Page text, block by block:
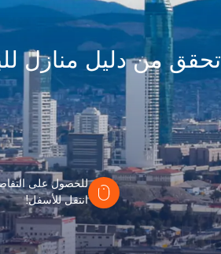
تحقق من دليل منازل
للحصول على
انتقل للأسفل!